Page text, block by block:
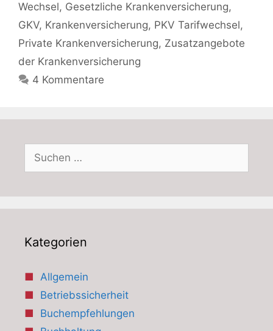
Wechsel, Gesetzliche Krankenversicherung,
GKV, Krankenversicherung, PKV Tarifwechsel,
Private Krankenversicherung, Zusatzangebote
der Krankenversicherung
4 Kommentare
Suchen
nach:
Kategorien
Allgemein
Betriebssicherheit
Buchempfehlungen